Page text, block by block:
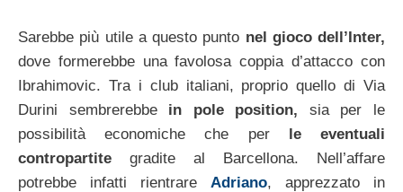
Sarebbe più utile a questo punto nel gioco dell’Inter,
dove formerebbe una favolosa coppia d’attacco con
Ibrahimovic. Tra i club italiani, proprio quello di Via
Durini sembrerebbe in pole position, sia per le
possibilità economiche che per le eventuali
contropartite gradite al Barcellona. Nell’affare
potrebbe infatti rientrare Adriano, apprezzato in